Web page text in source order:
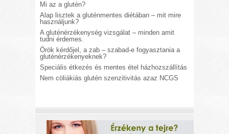
Mi az a glutén?
Alap lisztek a gluténmentes diétában – mit mire
használjunk?
A gluténérzékenység vizsgálat – minden amit
tudni érdemes.
Örök kérdőjel, a zab – szabad-e fogyasztania a
gluténérzékenyeknek?
Speciális étkezés és mentes étel házhozszállítás
Nem cöliákiás glutén szenzitivitás azaz NCGS